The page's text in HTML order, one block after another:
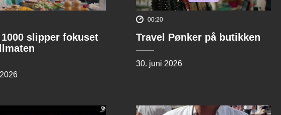
1000 slipper fokuset
00:20
Travel Pønker på butikken
30. juni 2026